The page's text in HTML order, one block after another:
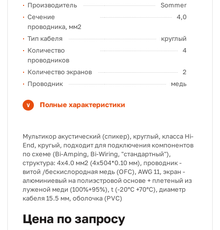
Производитель
Sommer
Сечение
проводника, мм2
4,0
Тип кабеля
круглый
Количество
проводников
4
Количество экранов
2
Проводник
медь
Полные характеристики
Мультикор акустический (спикер), круглый, класса Hi-
End, кругый, подходит для подключения компонентов
по схеме (Bi-Amping, Bi-Wiring, "стандартный"),
структура: 4х4.0 мм2 (4х504*0.10 мм), проводник -
витой /бескислородная медь (OFC), AWG 11, экран -
алюминиевый на полиэстровой основе + плетеный из
луженой меди (100%+95%), t (-20°C +70°C), диаметр
кабеля 15.5 мм, оболочка (PVC)
Цена по запросу